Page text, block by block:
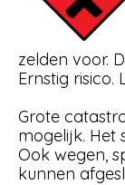
zelden voor.
Ernstig risico.
Grote
mogelijk. Het
Ook wegen,
kunnen